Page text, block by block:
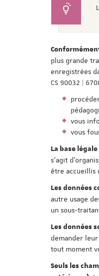
plus grande
enregistrées
CS 90032 |
vous
vous
La base
s'agit
être accueillis
Les données
autre usage
un sous-
Les données
demander
tout moment
Seuls les